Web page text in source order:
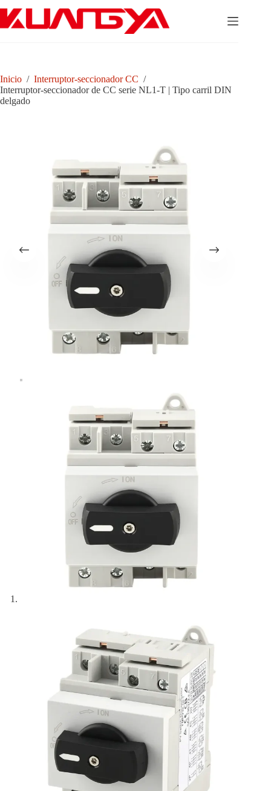
contenido
Inicio / Interruptor-seccionador CC /
Interruptor-seccionador de CC serie NL1-T | Tipo carril DIN
delgado